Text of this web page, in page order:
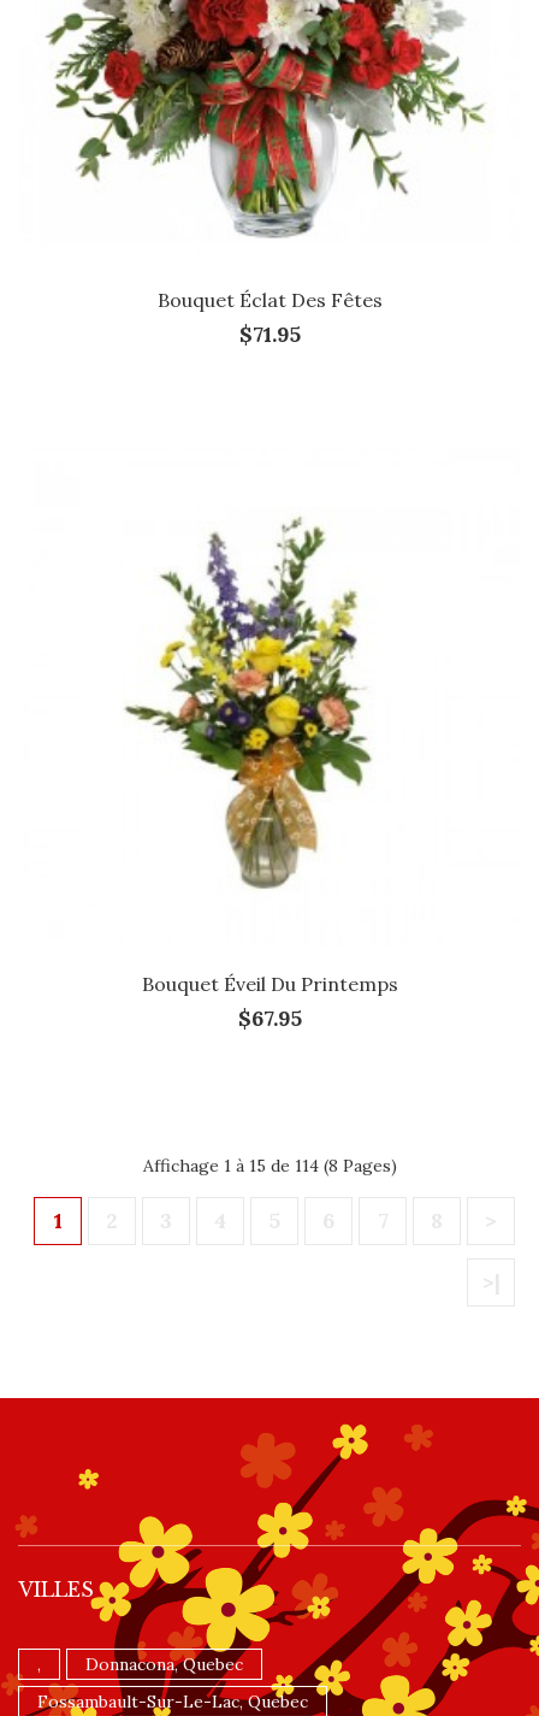
Bouquet Éclat Des Fêtes
$71.95
Bouquet Éveil Du Printemps
$67.95
Affichage 1 à 15 de 114 (8 Pages)
1
VILLES
,
Donnacona, Quebec
Fossambault-Sur-Le-Lac, Quebec